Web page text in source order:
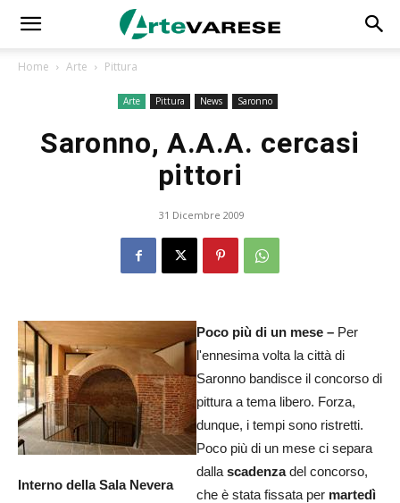
Home Arte Pittura
Arte Pittura News Saronno
Saronno, A.A.A. cercasi
pittori
31 Dicembre 2009
Interno della Sala Nevera
Poco più di un mese – Per
l'ennesima volta la città di
Saronno bandisce il concorso di
pittura a tema libero. Forza,
dunque, i tempi sono ristretti.
Poco più di un mese ci separa
dalla scadenzadel concorso,
che è stata fissata per martedì